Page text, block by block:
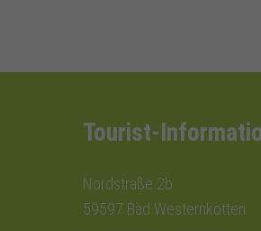
Tourist-
Nordstraße 2b
59597 Bad Westernkotten